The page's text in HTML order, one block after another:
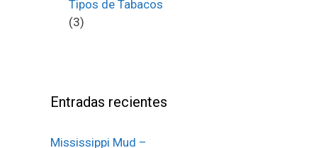
Tipos de Tabacos
(3)
Entradas recientes
Mississippi Mud –